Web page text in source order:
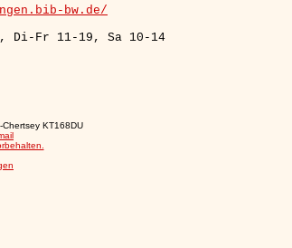
bw.de/
Di-Fr 11-19, Sa 10-14
KT168DU